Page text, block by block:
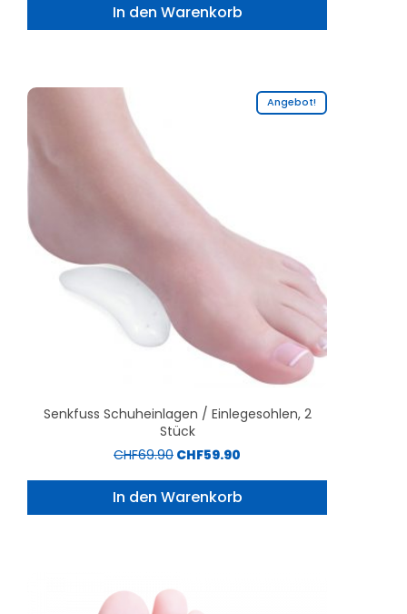
In den Warenkorb
Angebot!
Senkfuss Schuheinlagen / Einlegesohlen, 2
Stück
CHF69.90 CHF59.90
In den Warenkorb